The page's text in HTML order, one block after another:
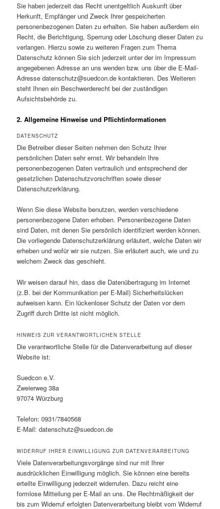
Sie haben jederzeit das Recht unentgeltlich Auskunft über
Herkunft, Empfänger und Zweck Ihrer gespeicherten
personenbezogenen Daten zu erhalten. Sie haben außerdem ein
Recht, die Berichtigung, Sperrung oder Löschung dieser Daten zu
verlangen. Hierzu sowie zu weiteren Fragen zum Thema
Datenschutz können Sie sich jederzeit unter der im Impressum
angegebenen Adresse an uns wenden bzw. uns über die E-Mail-
Adresse datenschutz@suedcon.de kontaktieren. Des Weiteren
steht Ihnen ein Beschwerderecht bei der zuständigen
Aufsichtsbehörde zu.
2. Allgemeine Hinweise und Pflichtinformationen
DATENSCHUTZ
Die Betreiber dieser Seiten nehmen den Schutz Ihrer
persönlichen Daten sehr ernst. Wir behandeln Ihre
personenbezogenen Daten vertraulich und entsprechend der
gesetzlichen Datenschutzvorschriften sowie dieser
Datenschutzerklärung.
Wenn Sie diese Website benutzen, werden verschiedene
personenbezogene Daten erhoben. Personenbezogene Daten
sind Daten, mit denen Sie persönlich identifiziert werden können.
Die vorliegende Datenschutzerklärung erläutert, welche Daten wir
erheben und wofür wir sie nutzen. Sie erläutert auch, wie und zu
welchem Zweck das geschieht.
Wir weisen darauf hin, dass die Datenübertragung im Internet
(z.B. bei der Kommunikation per E-Mail) Sicherheitslücken
aufweisen kann. Ein lückenloser Schutz der Daten vor dem
Zugriff durch Dritte ist nicht möglich.
HINWEIS ZUR VERANTWORTLICHEN STELLE
Die verantwortliche Stelle für die Datenverarbeitung auf dieser
Website ist:
Suedcon e.V.
Zweierweg 38a
97074 Würzburg
Telefon: 0931/7840568
E-Mail: datenschutz@suedcon.de
WIDERRUF IHRER EINWILLIGUNG ZUR DATENVERARBEITUNG
Viele Datenverarbeitungsvorgänge sind nur mit Ihrer
ausdrücklichen Einwilligung möglich. Sie können eine bereits
erteilte Einwilligung jederzeit widerrufen. Dazu reicht eine
formlose Mitteilung per E-Mail an uns. Die Rechtmäßigkeit der
bis zum Widerruf erfolgten Datenverarbeitung bleibt vom Widerruf